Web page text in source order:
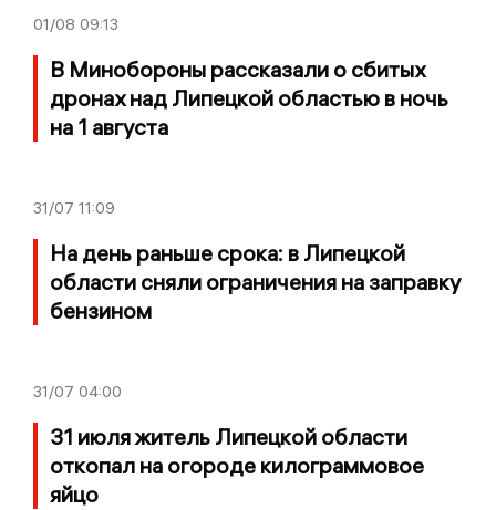
01/08 09:13
В Минобороны рассказали о сбитых
дронах над Липецкой областью в ночь
на 1 августа
31/07 11:09
На день раньше срока: в Липецкой
области сняли ограничения на заправку
бензином
31/07 04:00
31 июля житель Липецкой области
откопал на огороде килограммовое
яйцо